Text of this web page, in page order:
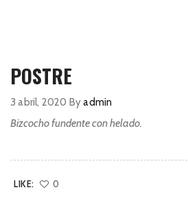
POSTRE
3 abril, 2020 Byadmin
Bizcocho fundente con helado.
LIKE: 0